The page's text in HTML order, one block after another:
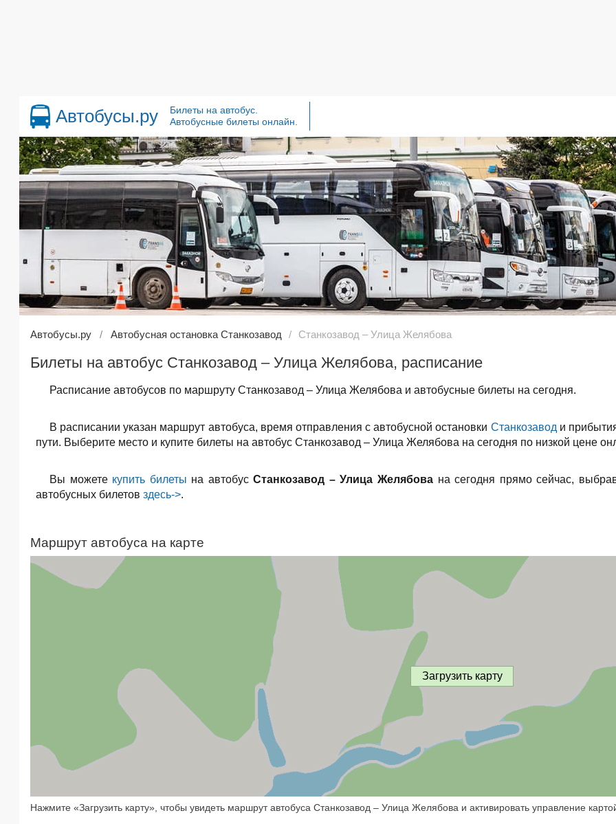
Автобусы.ру
Билеты на автобус.
Автобусные билеты онлайн.
Автобусы.ру Автобусная остановка Станкозавод Станкозавод – Улица Желябова
Билеты на автобус Станкозавод – Улица Желябова, расписание
Расписание автобусов по маршруту Станкозавод – Улица Желябова и автобусные билеты на сегодня.
В расписании указан маршрут автобуса, время отправления с автобусной остановки Станкозавод и
пути. Выберите место и купите билеты на автобус Станкозавод – Улица Желябова на сегодня по низкой цене
Вы можете купить билеты на автобусСтанкозавод – Улица Желябована сегодня прямо сейчас,
автобусных билетов здесь->.
Маршрут автобуса на карте
Загрузить карту
Нажмите «Загрузить карту», чтобы увидеть маршрут автобуса Станкозавод – Улица Желябова и активировать управление